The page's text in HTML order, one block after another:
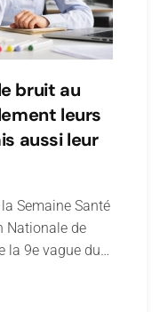
bruit au
leurs
aussi leur
Semaine Santé
Nationale de
la 9e vague du…